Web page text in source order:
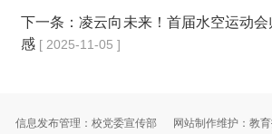
下一条：凌云向未来！首届水空运动
感 [ 2025-11-05 ]
信息发布管理：校党委宣传部 网站制作维护：教